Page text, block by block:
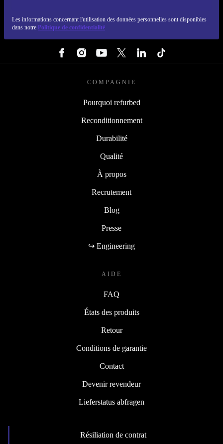
Les informations concernant l'utilisation des données personnelles sont disponibles
dans notre Politique de confidentialité
COMPAGNIE
Pourquoi refurbed
Reconditionnement
Durabilité
Qualité
À propos
Recrutement
Blog
Presse
↪ Engineering
AIDE
FAQ
États des produits
Retour
Conditions de garantie
Contact
Devenir revendeur
Lieferstatus abfragen
Résiliation de contrat